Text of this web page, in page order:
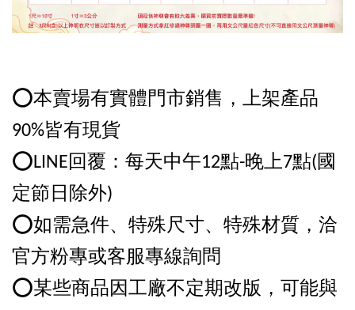
⭕️本賣場有實體門市銷售，上架產品
90%皆有現貨
⭕️LINE回覆：每天中午12點-晚上7點(國
定節日除外)
⭕️如需急件、特殊尺寸、特殊材質，洽
官方粉專或客服專線詢問
⭕️某些商品因工廠不定期改版，可能與